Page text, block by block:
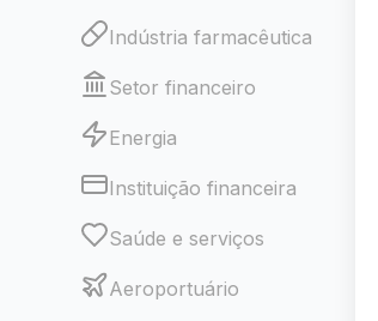
Indústria farmacêutica
Setor financeiro
Energia
Instituição financeira
Saúde e serviços
Aeroportuário